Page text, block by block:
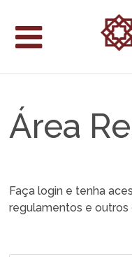
Área
Faça login e tenha
regulamentos e outros